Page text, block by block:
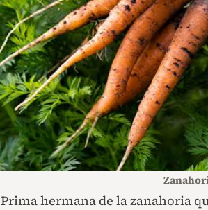
Prima hermana de la zanahoria